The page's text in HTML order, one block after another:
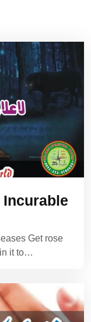
Get rose
it to…